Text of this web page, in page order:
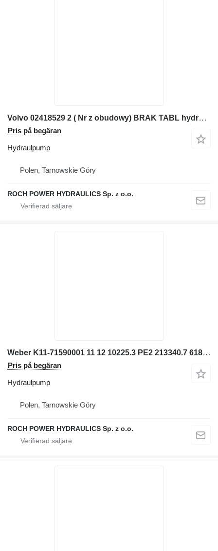
Volvo 02418529 2 ( Nr z obudowy) BRAK TABL hydraulpump till Volvo 120 hjullastare
Pris på begäran
Hydraulpump
Polen, Tarnowskie Góry
ROCH POWER HYDRAULICS Sp. z o.o.
Weber K11-71590001 11 12 10225.3 PE2 213340.7 618465 hydraulpump till Volvo ABG 6870 asfaltläggare
Pris på begäran
Hydraulpump
Polen, Tarnowskie Góry
ROCH POWER HYDRAULICS Sp. z o.o.